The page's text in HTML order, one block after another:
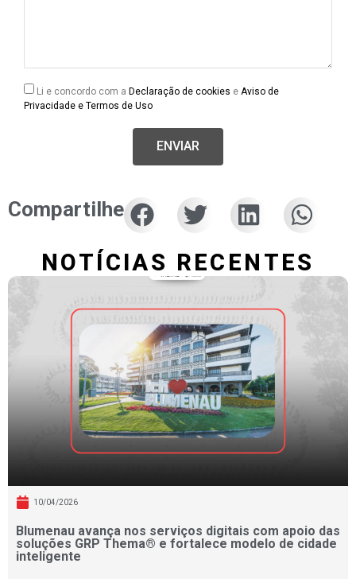
Li e concordo com a Declaração de cookies e Aviso de
Privacidade e Termos de Uso
ENVIAR
Compartilhe
NOTÍCIAS RECENTES
10/04/2026
Blumenau avança nos serviços digitais com apoio das
soluções GRP Thema® e fortalece modelo de cidade
inteligente